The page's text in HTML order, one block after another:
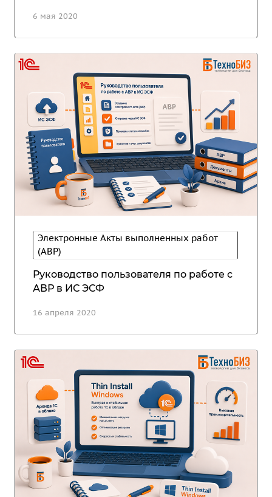
6 мая 2020
Электронные Акты выполненных работ
(АВР)
16 апреля 2020
Руководство пользователя по работе с
АВР в ИС ЭСФ